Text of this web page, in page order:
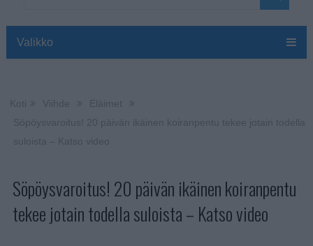
Valikko
Söpöysvaroitus! 20 päivän ikäinen koiranpentu
tekee jotain todella suloista – Katso video